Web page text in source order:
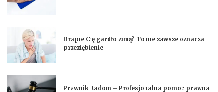
Drapie Cię gardło zimą? To nie zawsze oznacza
przeziębienie
Prawnik Radom – Profesjonalna pomoc prawna